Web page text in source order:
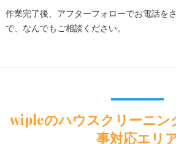
作業完了後、アフターフォローでお電話を
で、なんでもご相談ください。
wipleのハウスクリーニン
事対応エリ